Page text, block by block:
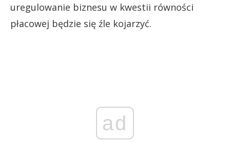
uregulowanie biznesu w kwestii równości
płacowej będzie się źle kojarzyć.
ad